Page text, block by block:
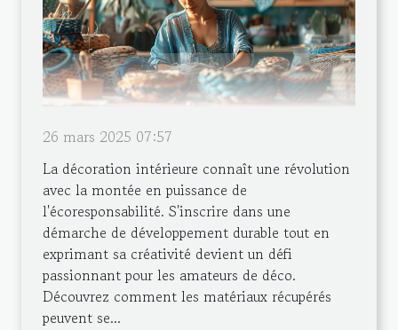
26 mars 2025 07:57
La décoration intérieure connaît une révolution
avec la montée en puissance de
l'écoresponsabilité. S'inscrire dans une
démarche de développement durable tout en
exprimant sa créativité devient un défi
passionnant pour les amateurs de déco.
Découvrez comment les matériaux récupérés
peuvent se...